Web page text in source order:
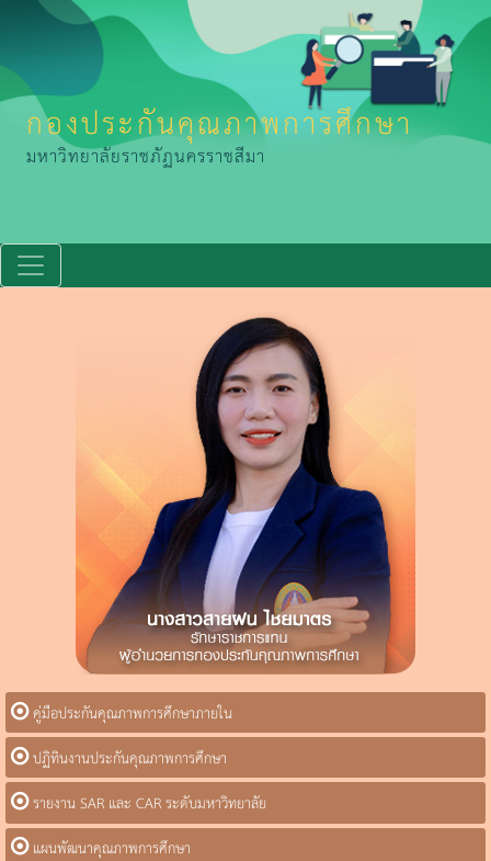
กองประกันคุณภาพการศึกษา
มหาวิทยาลัยราชภัฏนครราชสีมา
คู่มือประกันคุณภาพการศึกษาภายใน
ปฏิทินงานประกันคุณภาพการศึกษา
รายงาน SAR และ CAR ระดับมหาวิทยาลัย
แผนพัฒนาคุณภาพการศึกษา